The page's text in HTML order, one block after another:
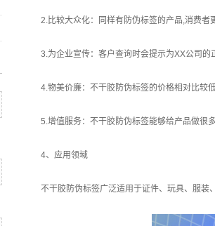
2.比较大众化：同样有防伪标签的产品,消费者
3.为企业宣传：客户查询时会提示为XX公司的
4.物美价廉：不干胶防伪标签的价格相对比较
5.增值服务：不干胶防伪标签能够给产品做很
4、应用领域
不干胶防伪标签广泛适用于证件、玩具、服装